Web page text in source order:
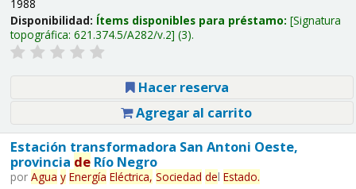
1988
Disponibilidad: Ítems disponibles para préstamo: Signatura
topográfica: 621.374.5/A282/v.2 (3).
Hacer reserva
Agregar al carrito
Estación transformadora San Antoni Oeste,
provincia deRío Negro
por Agua y Energía Eléctrica, Sociedad del Estado.